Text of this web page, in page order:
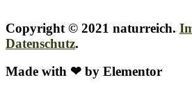
Copyright © 2021 naturreich.
Datenschutz.
Made with ❤ by Elementor